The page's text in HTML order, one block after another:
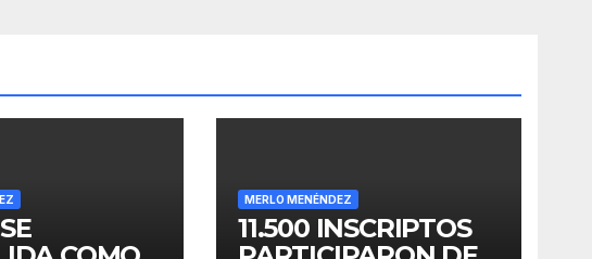
MERLO MENÉNDEZ
11.500 INSCRIPTOS